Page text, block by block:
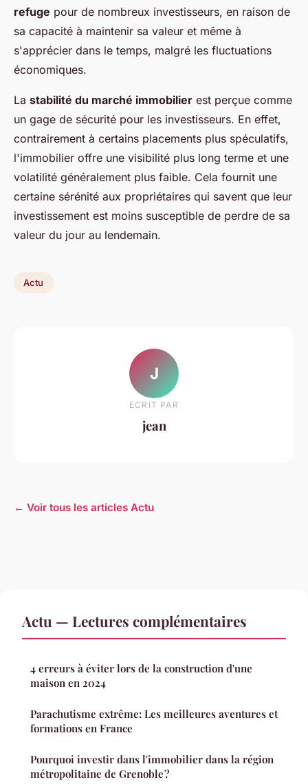
refuge pour de nombreux investisseurs, en raison de
sa capacité à maintenir sa valeur et même à
s'apprécier dans le temps, malgré les fluctuations
économiques.
La stabilité du marché immobilier est perçue comme
un gage de sécurité pour les investisseurs. En effet,
contrairement à certains placements plus spéculatifs,
l'immobilier offre une visibilité plus long terme et une
volatilité généralement plus faible. Cela fournit une
certaine sérénité aux propriétaires qui savent que leur
investissement est moins susceptible de perdre de sa
valeur du jour au lendemain.
Actu
J
ECRIT PAR
jean
← Voir tous les articles Actu
Actu — Lectures complémentaires
4 erreurs à éviter lors de la construction d'une
maison en 2024
Parachutisme extrême: Les meilleures aventures et
formations en France
Pourquoi investir dans l'immobilier dans la région
métropolitaine de Grenoble ?